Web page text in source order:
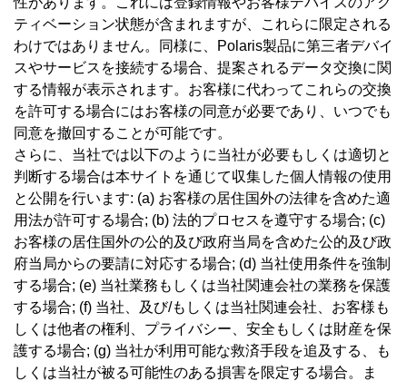
ティベーション状態が含まれますが、これらに限定される
わけではありません。同様に、Polaris製品に第三者デバイ
スやサービスを接続する場合、提案されるデータ交換に関
する情報が表示されます。お客様に代わってこれらの交換
を許可する場合にはお客様の同意が必要であり、いつでも
同意を撤回することが可能です。
さらに、当社では以下のように当社が必要もしくは適切と
判断する場合は本サイトを通じて収集した個人情報の使用
と公開を行います: (a) お客様の居住国外の法律を含めた適
用法が許可する場合; (b) 法的プロセスを遵守する場合; (c)
お客様の居住国外の公的及び政府当局を含めた公的及び政
府当局からの要請に対応する場合; (d) 当社使用条件を強制
する場合; (e) 当社業務もしくは当社関連会社の業務を保護
する場合; (f) 当社、及び/もしくは当社関連会社、お客様も
しくは他者の権利、プライバシー、安全もしくは財産を保
護する場合; (g) 当社が利用可能な救済手段を追及する、も
しくは当社が被る可能性のある損害を限定する場合。ま